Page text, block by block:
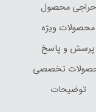
حراجی محصول
محصولات ویژه
پرسش و پاسخ
تخصصی
توضیحات